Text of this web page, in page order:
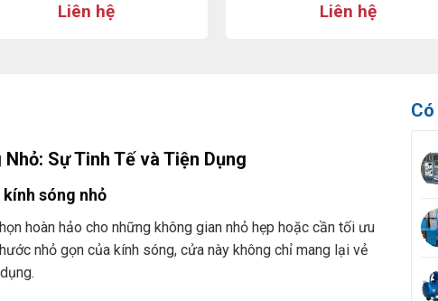
Liên hệ Liên hệ
Sự Tinh Tế và Tiện Dụng
sóng nhỏ
hoàn hảo cho những không gian nhỏ hẹp hoặc cần tối ưu
nhỏ gọn của kính sóng, cửa này không chỉ mang lại vẻ